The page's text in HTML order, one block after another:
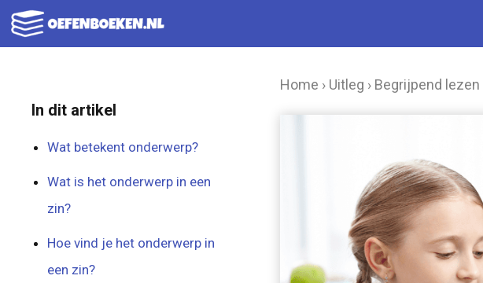
Ga
naar
Home › Uitleg › Begrijpend lezen
In dit artikel
Wat betekent onderwerp?
Wat is het onderwerp in een
zin?
Hoe vind je het onderwerp in
een zin?